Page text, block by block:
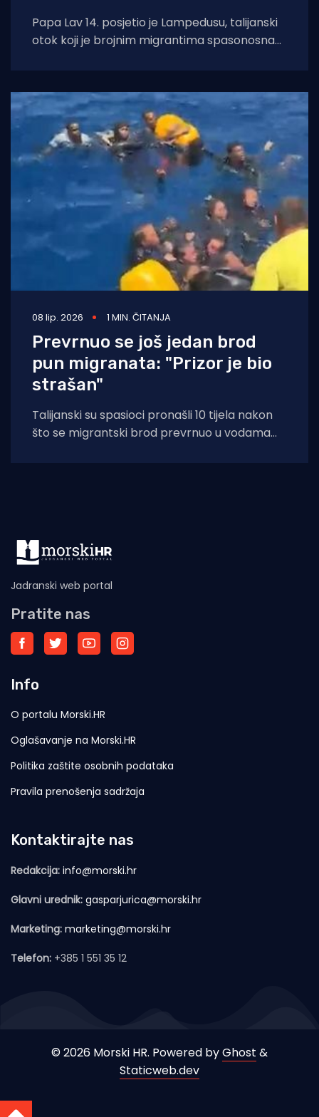
Papa Lav 14. posjetio je Lampedusu, talijanski
otok koji je brojnim migrantima spasonosna
08 lip. 2026 1 MIN. ČITANJA
Prevrnuo se još jedan brod
pun migranata: "Prizor je bio
strašan"
Talijanski su spasioci pronašli 10 tijela nakon
što se migrantski brod prevrnuo u vodama
Jadranski web portal
Pratite nas
Info
O portalu Morski.HR
Oglašavanje na Morski.HR
Politika zaštite osobnih podataka
Pravila prenošenja sadržaja
Kontaktirajte nas
Redakcija: info@morski.hr
Glavni urednik: gasparjurica@morski.hr
Marketing: marketing@morski.hr
Telefon: +385 1 551 35 12
© 2026 Morski HR. Powered byGhost &
Staticweb.dev